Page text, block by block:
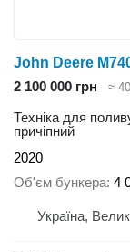
John Deere
2 100 000 грн
≈
Техніка для
причіпний
2020
Об'єм бункера 4
Україна,